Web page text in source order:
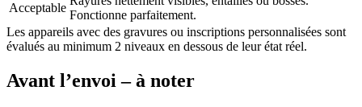
Acceptable
Fonctionne parfaitement.
Les appareils avec des gravures ou inscriptions personnalisées sont
évalués au minimum 2 niveaux en dessous de leur état réel.
Avant l’envoi – à noter